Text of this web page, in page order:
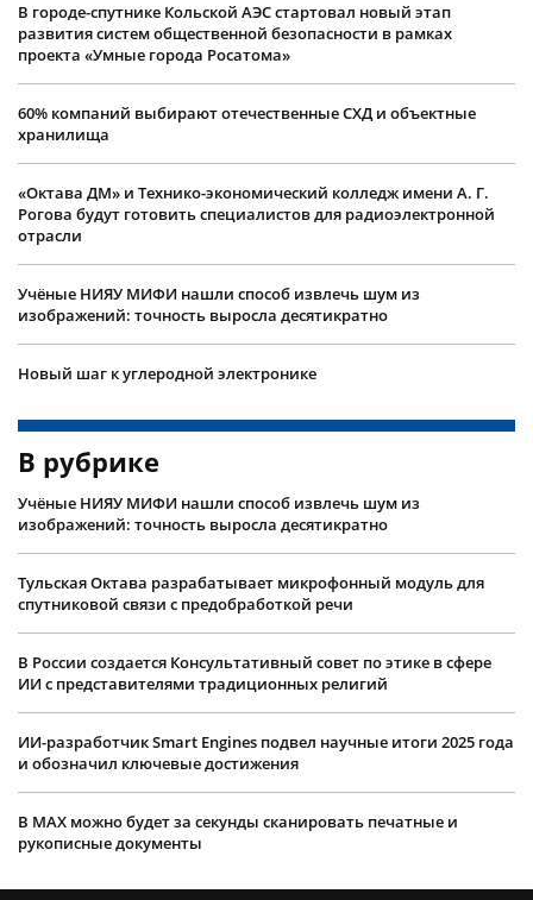
В городе-спутнике Кольской АЭС стартовал новый этап
развития систем общественной безопасности в рамках
проекта «Умные города Росатома»
60% компаний выбирают отечественные СХД и объектные
хранилища
«Октава ДМ» и Технико-экономический колледж имени А. Г.
Рогова будут готовить специалистов для радиоэлектронной
отрасли
Учëные НИЯУ МИФИ нашли способ извлечь шум из
изображений: точность выросла десятикратно
Новый шаг к углеродной электронике
В рубрике
Учëные НИЯУ МИФИ нашли способ извлечь шум из
изображений: точность выросла десятикратно
Тульская Октава разрабатывает микрофонный модуль для
спутниковой связи с предобработкой речи
В России создается Консультативный совет по этике в сфере
ИИ с представителями традиционных религий
ИИ-разработчик Smart Engines подвел научные итоги 2025 года
и обозначил ключевые достижения
В MAX можно будет за секунды сканировать печатные и
рукописные документы